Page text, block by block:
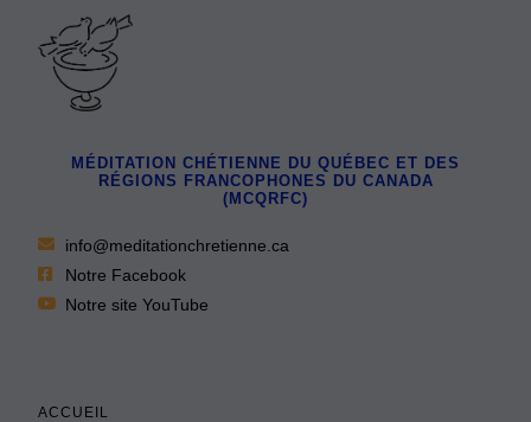
MÉDITATION CHÉTIENNE DU QUÉBEC ET DES
RÉGIONS FRANCOPHONES DU CANADA
(MCQRFC)
info@meditationchretienne.ca
Notre Facebook
Notre site YouTube
ACCUEIL